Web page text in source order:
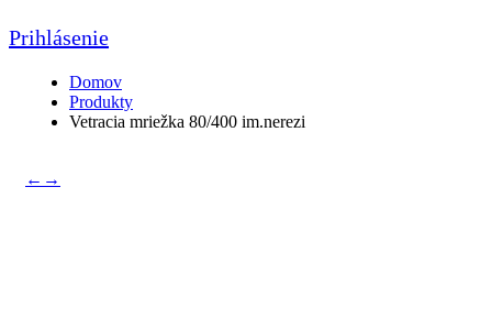
Prihlásenie
Domov
Produkty
Vetracia mriežka 80/400 im.nerezi
← →